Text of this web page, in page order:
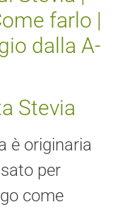
farlo |
dalla A-
Stevia
è originaria
per
come